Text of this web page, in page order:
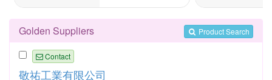
Product Search
Golden Suppliers
Contact
敬祐工業有限公司